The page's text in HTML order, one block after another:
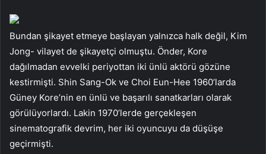
Bundan şikayet etmeye başlayan yalnızca halk değil, Kim
Jong- vilayet de şikayetçi olmuştu. Önder, Kore
dağılmadan evvelki periyottan iki ünlü aktörü gözüne
kestirmişti. Shin Sang-Ok ve Choi Eun-Hee 1960’larda
Güney Kore’nin en ünlü ve başarılı sanatkarları olarak
görülüyorlardı. Lakin 1970’lerde gerçekleşen
sinematografik devrim, her iki oyuncuyu da düşüşe
geçirmişti.